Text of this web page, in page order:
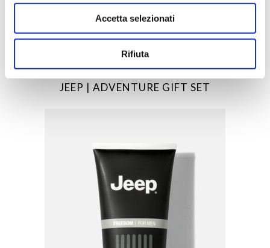
Accetta selezionati
Rifiuta
ACQUISTA PRODOTTO
JEEP | ADVENTURE GIFT SET